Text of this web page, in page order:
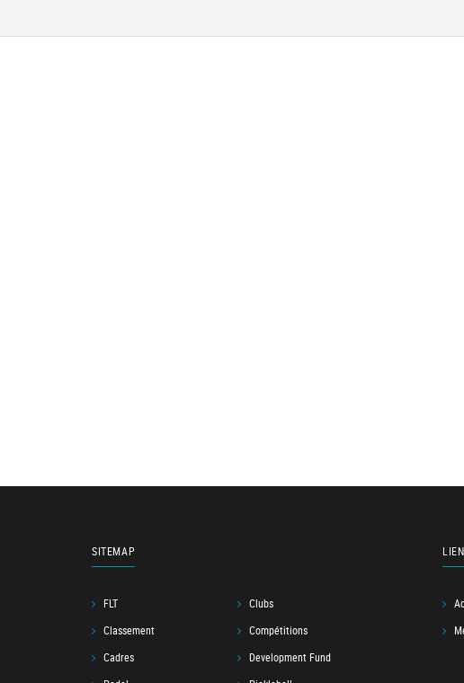
SITEMAP
FLT
Clubs
Classement
Compétitions
Cadres
Development Fund